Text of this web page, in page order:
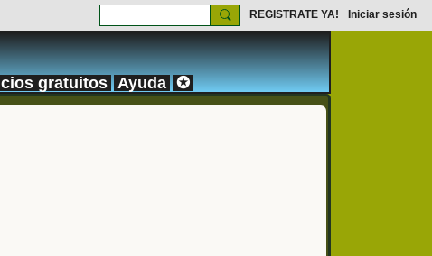
REGISTRATE YA! Iniciar sesión
gratuitos Ayuda ✪